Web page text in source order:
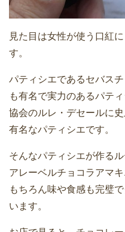
見た目は女性が使う口紅
す。
パティシエであるセバス
も有名で実力のあるパテ
協会のルレ・デセールに
有名なパティシエです。
そんなパティシエが作る
アレーベルチョコラアマ
もちろん味や食感も完璧
います。